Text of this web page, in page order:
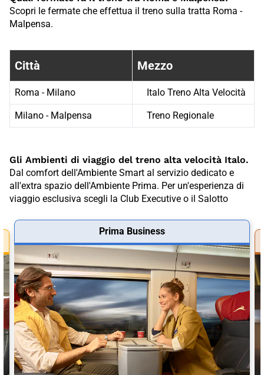
Scopri le fermate che effettua il treno sulla tratta Roma -
Malpensa.
Città Mezzo
Roma - Milano Italo Treno Alta Velocità
Milano - Malpensa Treno Regionale
Gli Ambienti di viaggio del treno alta velocità Italo.
Dal comfort dell'Ambiente Smart al servizio dedicato e
all'extra spazio dell'Ambiente Prima. Per un'esperienza di
viaggio esclusiva scegli la Club Executive o il Salotto
Prima Business